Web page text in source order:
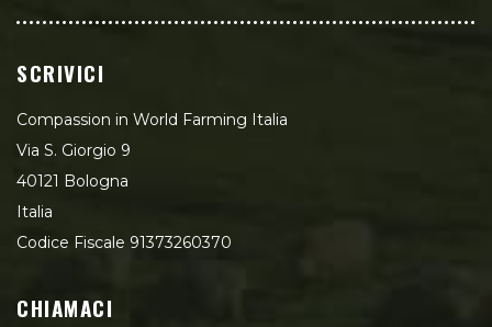
SCRIVICI
Compassion in World Farming Italia
Via S. Giorgio 9
40121 Bologna
Italia
Codice Fiscale 91373260370
CHIAMACI